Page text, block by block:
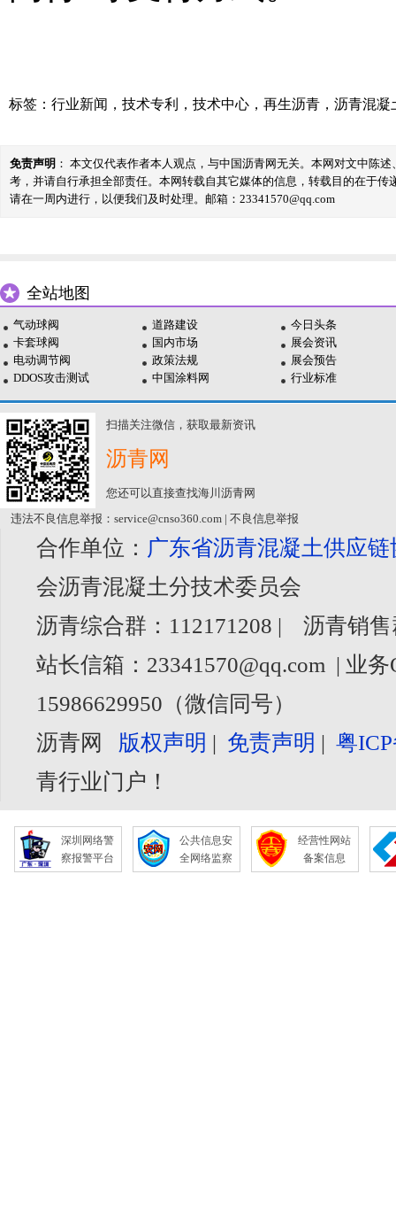
标签： 行业新闻 ， 技术专利 ， 技术中心 ， 再生沥青 ， 沥青混凝
免责声明 ： 本文仅代表作者本人观点，与中国沥青网无关。本网对文中陈
考，并请自行承担全部责任。本网转载自其它媒体的信息，转载目的在于
请在一周内进行，以便我们及时处理。邮箱：23341570@qq.com
全站地图
气动球阀
卡套球阀
电动调节阀
DDOS攻击测试
道路建设
国内市场
政策法规
中国涂料网
今日头条
展会资讯
展会预告
行业标准
扫描关注微信，获取最新资讯
沥青网
您还可以直接查找海川沥青网
违法不良信息举报：service@cnso360.com | 不良信息举报
合作单位： 广东省沥青混凝土供应链
会沥青混凝土分技术委员会
沥青综合群：112171208 | 沥青销
站长信箱：23341570@qq.com | 业
15986629950（微信同号）
沥青网 版权声明 | 免责声明 | 粤
青行业门户！
深圳网络警
察报警平台
公共信息安
全网络监察
经营性网站
备案信息